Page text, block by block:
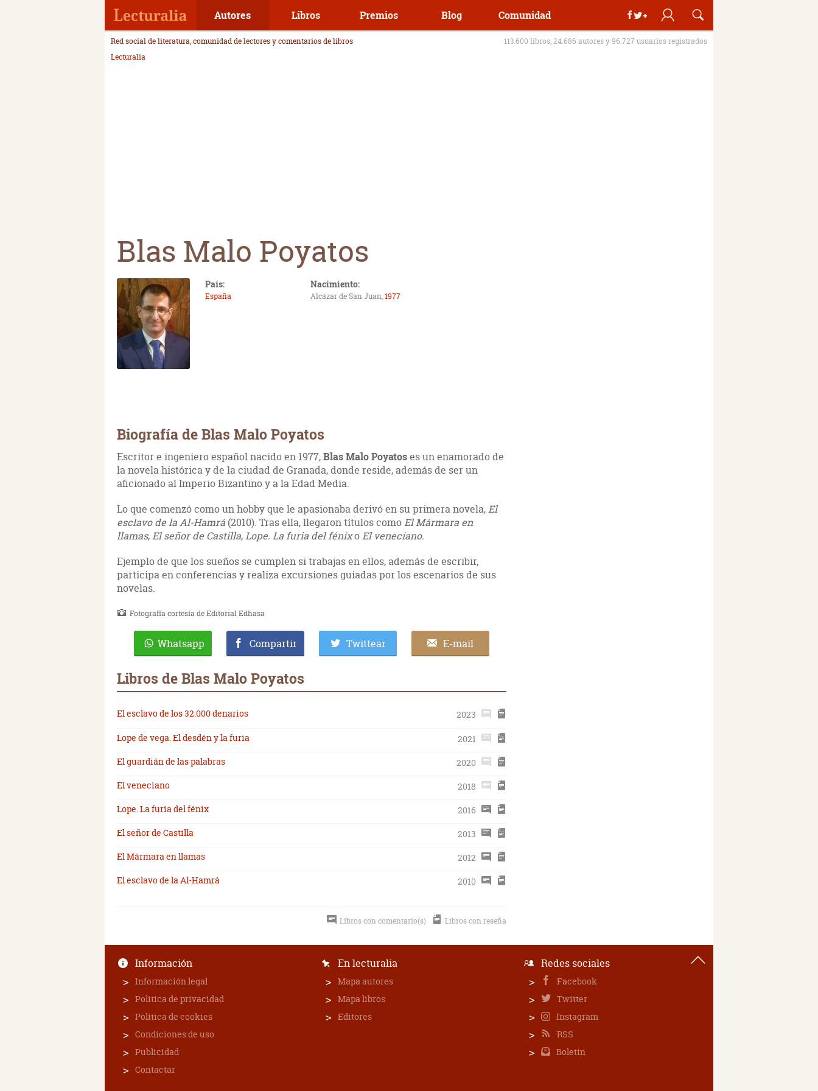
Autores Libros Premios Blog Comunidad
Red social de literatura, comunidad de lectores y comentarios de libros
113.600 libros, 24.686 autores y 96.727 usuarios registrados
Lecturalia
Blas Malo Poyatos
País:
España
Nacimiento:
Alcázar de San Juan,1977
Biografía de Blas Malo Poyatos
Escritor e ingeniero español nacido en 1977,Blas Malo Poyatoses un enamorado de
la novela histórica y de la ciudad de Granada, donde reside, además de ser un
aficionado al Imperio Bizantino y a la Edad Media.
Lo que comenzó como un hobby que le apasionaba derivó en su primera novela,El
esclavo de la Al-Hamrá (2010). Tras ella, llegaron títulos comoEl Mármara en
llamas,El señor de Castilla,Lope. La furia del fénixoEl veneciano.
Ejemplo de que los sueños se cumplen si trabajas en ellos, además de escribir,
participa en conferencias y realiza excursiones guiadas por los escenarios de sus
novelas.
Fotografía cortesía de Editorial Edhasa
Whatsapp Compartir Twittear E-mail
Libros de Blas Malo Poyatos
El esclavo de los 32.000 denarios
2023
Lope de vega. El desdén y la furia
2021
El guardián de las palabras
2020
El veneciano
2018
Lope. La furia del fénix
2016
El señor de Castilla
2013
El Mármara en llamas
2012
El esclavo de la Al-Hamrá
2010
Libros con comentario(s) Libros con reseña
Información
Información legal
Política de privacidad
Política de cookies
Condiciones de uso
Publicidad
Contactar
En lecturalia
Mapa autores
Mapa libros
Editores
Redes sociales
Facebook
Twitter
Instagram
RSS
Boletín